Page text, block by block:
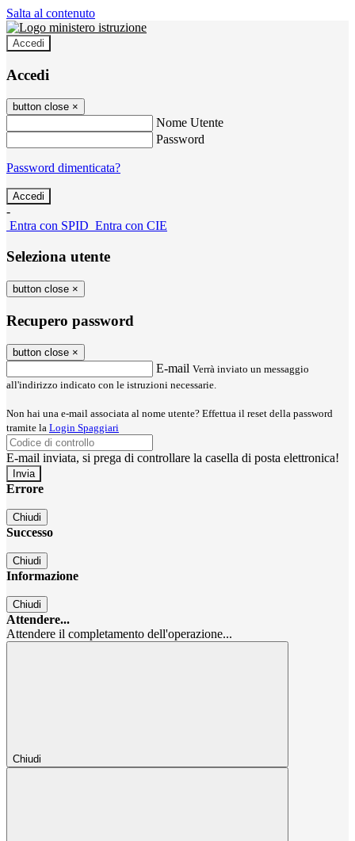
Salta al contenuto
Accedi
Accedi
button close ×
Nome Utente
Password
Password dimenticata?
-
Entra con SPID Entra con CIE
Seleziona utente
button close ×
Recupero password
button close ×
E-mail Verrà inviato un messaggio
all'indirizzo indicato con le istruzioni necessarie.
Non hai una e-mail associata al nome utente? Effettua il reset della password
tramite la Login Spaggiari
E-mail inviata, si prega di controllare la casella di posta elettronica!
Errore
Chiudi
Successo
Chiudi
Informazione
Chiudi
Attendere...
Attendere il completamento dell'operazione...
Chiudi